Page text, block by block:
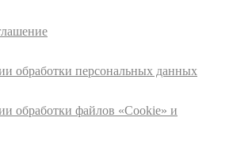
обработки персональных данных
обработки файлов «Cookie» и